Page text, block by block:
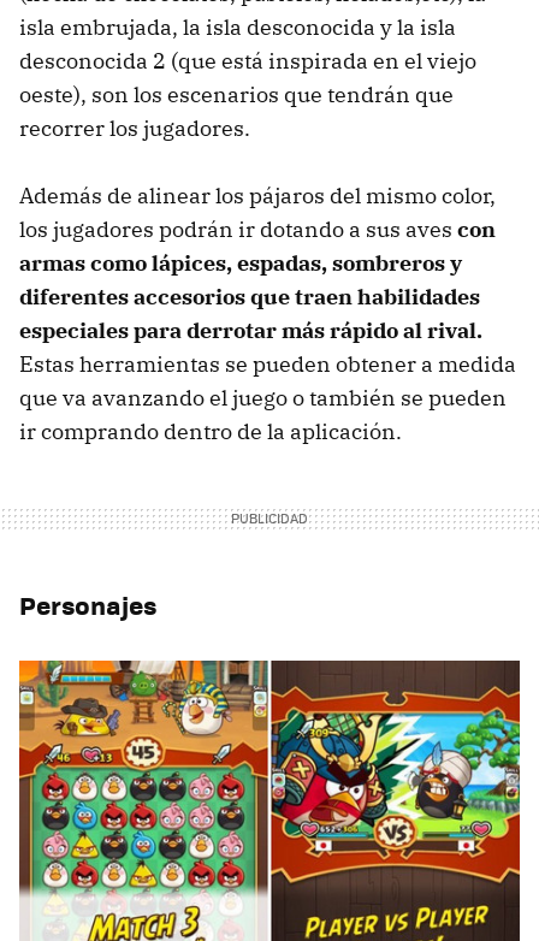
isla embrujada, la isla desconocida y la isla
desconocida 2 (que está inspirada en el viejo
oeste), son los escenarios que tendrán que
recorrer los jugadores.
Además de alinear los pájaros del mismo color,
los jugadores podrán ir dotando a sus aves con
armas como lápices, espadas, sombreros y
diferentes accesorios que traen habilidades
especiales para derrotar más rápido al rival.
Estas herramientas se pueden obtener a medida
que va avanzando el juego o también se pueden
ir comprando dentro de la aplicación.
Personajes